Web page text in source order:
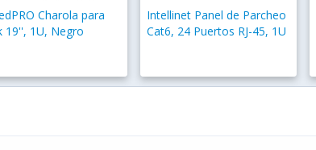
Charola para
19'', 1U, Negro
Intellinet Panel de Parcheo
Cat6, 24 Puertos RJ-45, 1U